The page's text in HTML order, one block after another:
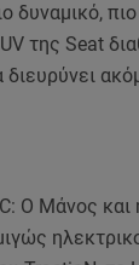
δυναμικό,
της Seat
Ο Μάνος